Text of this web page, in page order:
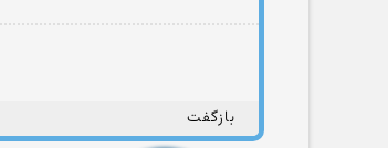
بازگفت